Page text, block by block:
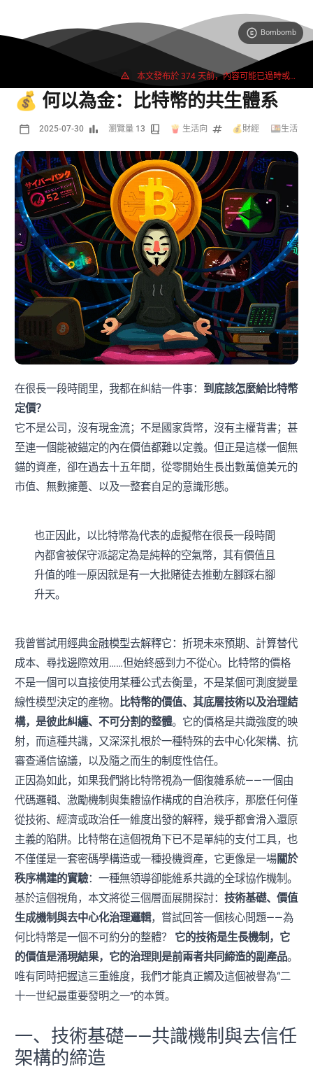
Bombomb
23 分鐘 本文發布於 374 天前，內容可能已過時或失效。
💰 何以為金：比特幣的共生體系
2025-07-30 瀏覽量 13 🍟 生活向 💰財經 🍱生活
在很長一段時間里，我都在糾結一件事： 到底該怎麼給比特幣
定價？
它不是公司，沒有現金流；不是國家貨幣，沒有主權背書；甚
至連一個能被錨定的內在價值都難以定義。但正是這樣一個無
錨的資產，卻在過去十五年間，從零開始生長出數萬億美元的
市值、無數擁躉、以及一整套自足的意識形態。
也正因此，以比特幣為代表的虛擬幣在很長一段時間
內都會被保守派認定為是純粹的空氣幣，其有價值且
升值的唯一原因就是有一大批賭徒去推動左腳踩右腳
升天。
我曾嘗試用經典金融模型去解釋它：折現未來預期、計算替代
成本、尋找邊際效用……但始終感到力不從心。比特幣的價格
不是一個可以直接使用某種公式去衡量，不是某個可測度變量
線性模型決定的產物。
比特幣的價值、其底層技術以及治理結
構，是彼此糾纏、不可分割的整體。它的價格是共識強度的映
射，而這種共識，又深深扎根於一種特殊的去中心化架構、抗
審查通信協議，以及隨之而生的制度性信任。
正因為如此，如果我們將比特幣視為一個復雜系統——一個由
代碼邏輯、激勵機制與集體協作構成的自治秩序，那麼任何僅
從技術、經濟或政治任一維度出發的解釋，幾乎都會滑入還原
主義的陷阱。比特幣在這個視角下已不是單純的支付工具，也
不僅僅是一套密碼學構造或一種投機資產，它更像是一場關於
秩序構建的實驗：一種無領導卻能維系共識的全球協作機制。
基於這個視角，本文將從三個層面展開探討： 技術基礎、價值
生成機制與去中心化治理邏輯，嘗試回答一個核心問題——為
何比特幣是一個不可約分的整體？ 它的技術是生長機制，它
的價值是涌現結果，它的治理則是前兩者共同締造的副產品。
唯有同時把握這三重維度，我們才能真正觸及這個被譽為“二
十一世紀最重要發明之一”的本質。
一、技術基礎——共識機制與去信任
架構的締造